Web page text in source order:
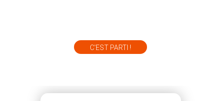
C'EST PARTI !